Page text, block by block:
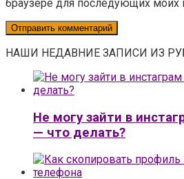
браузере для последующих моих
НАШИ НЕДАВНИЕ ЗАПИСИ ИЗ
Не могу зайти в
— что делать?